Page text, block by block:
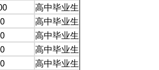
高中毕业生
高中毕业生
高中毕业生
高中毕业生
高中毕业生